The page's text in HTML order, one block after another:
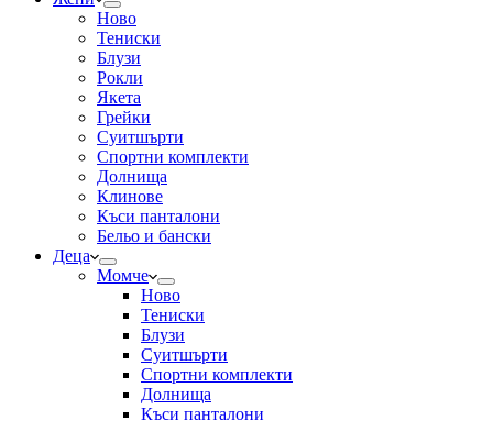
Ново
Тениски
Блузи
Рокли
Якета
Грейки
Суитшърти
Спортни комплекти
Долнища
Клинове
Къси панталони
Бельо и бански
Деца
Момче
Ново
Тениски
Блузи
Суитшърти
Спортни комплекти
Долнища
Къси панталони